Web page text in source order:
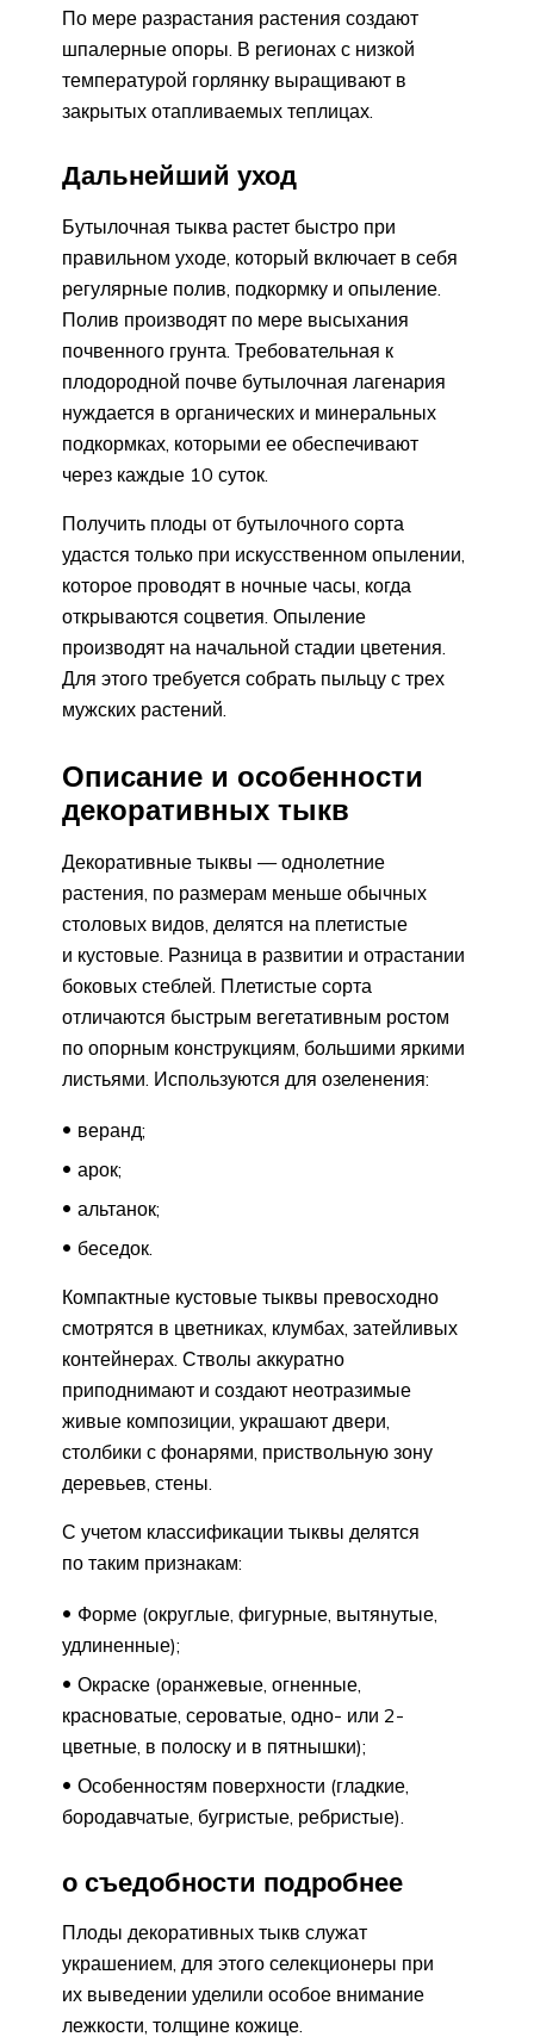
По мере разрастания растения создают
шпалерные опоры. В регионах с низкой
температурой горлянку выращивают в
закрытых отапливаемых теплицах.
Дальнейший уход
Бутылочная тыква растет быстро при
правильном уходе, который включает в себя
регулярные полив, подкормку и опыление.
Полив производят по мере высыхания
почвенного грунта. Требовательная к
плодородной почве бутылочная лагенария
нуждается в органических и минеральных
подкормках, которыми ее обеспечивают
через каждые 10 суток.
Получить плоды от бутылочного сорта
удастся только при искусственном опылении,
которое проводят в ночные часы, когда
открываются соцветия. Опыление
производят на начальной стадии цветения.
Для этого требуется собрать пыльцу с трех
мужских растений.
Описание и особенности
декоративных тыкв
Декоративные тыквы — однолетние
растения, по размерам меньше обычных
столовых видов, делятся на плетистые
и кустовые. Разница в развитии и отрастании
боковых стеблей. Плетистые сорта
отличаются быстрым вегетативным ростом
по опорным конструкциям, большими яркими
листьями. Используются для озеленения:
веранд;
арок;
альтанок;
беседок.
Компактные кустовые тыквы превосходно
смотрятся в цветниках, клумбах, затейливых
контейнерах. Стволы аккуратно
приподнимают и создают неотразимые
живые композиции, украшают двери,
столбики с фонарями, приствольную зону
деревьев, стены.
С учетом классификации тыквы делятся
по таким признакам:
Форме (округлые, фигурные, вытянутые,
удлиненные);
Окраске (оранжевые, огненные,
красноватые, сероватые, одно- или 2-
цветные, в полоску и в пятнышки);
Особенностям поверхности (гладкие,
бородавчатые, бугристые, ребристые).
о съедобности подробнее
Плоды декоративных тыкв служат
украшением, для этого селекционеры при
их выведении уделили особое внимание
лежкости, толщине кожице.